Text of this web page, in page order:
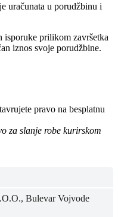
uračunata u porudžbinu i
isporuke prilikom završetka
iznos svoje porudžbine.
pravo na besplatnu
za slanje robe kurirskom
Bulevar Vojvode